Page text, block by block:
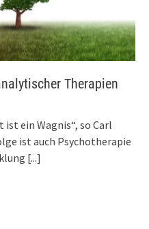
Therapien
ist ein Wagnis“, so Carl
ist auch Psychotherapie
[...]